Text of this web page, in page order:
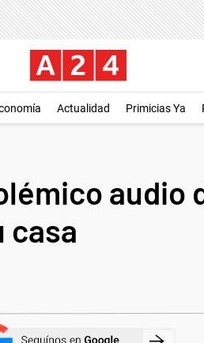
Actualidad Primicias Ya
audio
casa